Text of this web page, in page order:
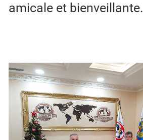
amicale et bienveillante.